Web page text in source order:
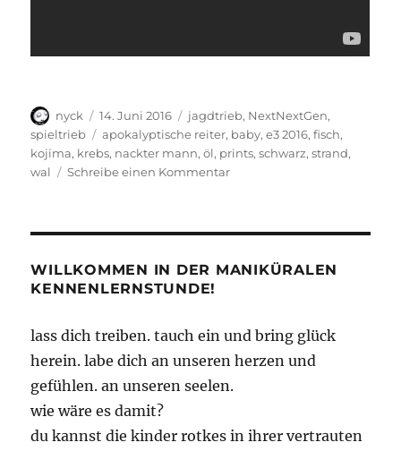
Autor
nyck
Veröffentlicht
am
14. Juni 2016 Kategorien
jagdtrieb, NextNextGen,
spieltrieb
Schlagwörter
apokalyptische reiter, baby,e3 2016,fisch,
kojima, krebs, nackter mann,öl, prints,schwarz,strand,
wal
Schreibe einen Kommentarzu
WILLKOMMEN IN DER MANIKÜRALEN
KENNENLERNSTUNDE!
lass dich treiben. tauch ein und bring glück
herein. labe dich an unseren herzen und
gefühlen. an unseren seelen.
wie wäre es damit?
du kannst die kinder rotkes in ihrer vertrauten